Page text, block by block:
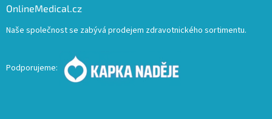
OnlineMedical.cz
Naše společnost se zabývá prodejem zdravotnického sortimentu.
Podporujeme: